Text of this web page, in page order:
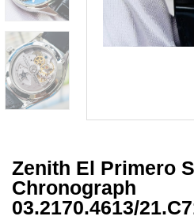
Zenith El Primero
Chronograph
03.2170.4613/